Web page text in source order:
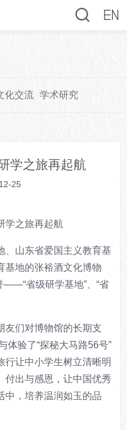
化交流 学术研究
学之旅再起航
25
学之旅再起航
、山东省爱国主义教育基
基地的张裕酒文化博物
——“省级研学基地”、“省
友们对博物馆的长期支
体验了“探秘大马路56号”
行让中小学生树立清晰明
付出与感恩，让中国优秀
中，培养温润如玉的品